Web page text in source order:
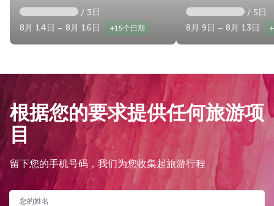
/ 3日
8月 14日 – 8月 16日
+15个日期
/ 5日
8月 9日 – 8月 13日
根据您的要求提供任何旅游项
目
留下您的手机号码，我们为您收集起旅游行程
您的姓名